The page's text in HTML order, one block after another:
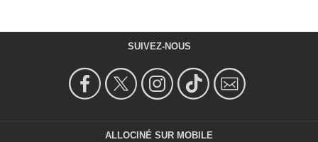
SUIVEZ-NOUS
ALLOCINÉ SUR MOBILE